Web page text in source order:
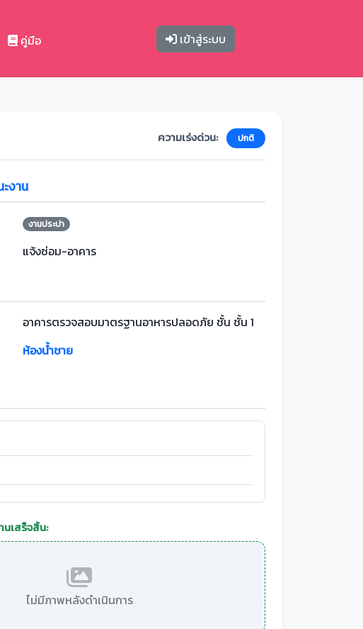
คู่มือ เข้าสู่ระบบ
ความเร่งด่วน: ปกติ
งาน
งานประปา
แจ้งซ่อม-อาคาร
อาคารตรวจสอบมาตรฐานอาหารปลอดภัย ชั้น ชั้น 1
ห้องน้ำชาย
เสร็จสิ้น:
ไม่มีภาพหลังดำเนินการ